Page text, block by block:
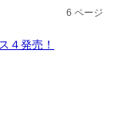
４発売！
6 ページ